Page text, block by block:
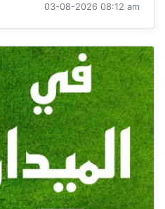
03-08-2026 08:12 am